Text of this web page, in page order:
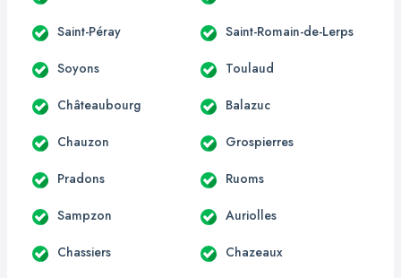
Saint-Péray Saint-Romain-de-Lerps
Soyons Toulaud
Châteaubourg Balazuc
Chauzon Grospierres
Pradons Ruoms
Sampzon Auriolles
Chassiers Chazeaux